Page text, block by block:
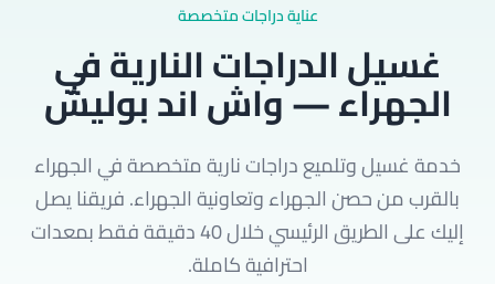
عناية دراجات متخصصة
غسيل الدراجات النارية في
الجهراء — واش اند بوليش
خدمة غسيل وتلميع دراجات نارية متخصصة في الجهراء
بالقرب من حصن الجهراء وتعاونية الجهراء. فريقنا يصل
إليك على الطريق الرئيسي خلال 40 دقيقة فقط بمعدات
احترافية كاملة.